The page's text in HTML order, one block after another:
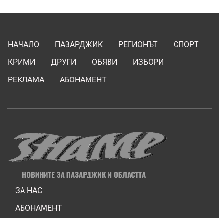
НАЧАЛО ПАЗАРДЖИК РЕГИОНЪТ
СПОРТ
КРИМИ
ДРУГИ ОБЯВИ
ИЗБОРИ
РЕКЛАМА
АБОНАМЕНТ
ЗА НАС
АБОНАМЕНТ